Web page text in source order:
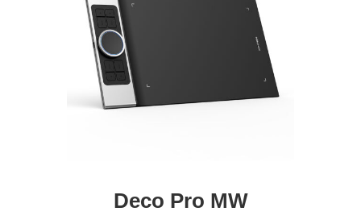
Deco Pro MW